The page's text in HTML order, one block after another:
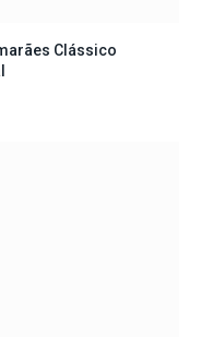
Clássico